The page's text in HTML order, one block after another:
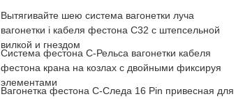
Вытягивайте шею система вагонетки луча
вагонетки i кабеля фестона C32 с штепсельной
вилкой и гнездом
Система фестона C-Рельса вагонетки кабеля
фестона крана на козлах с двойными фиксируя
элементами
Вагонетка фестона C-Следа 16 Pin привесная для